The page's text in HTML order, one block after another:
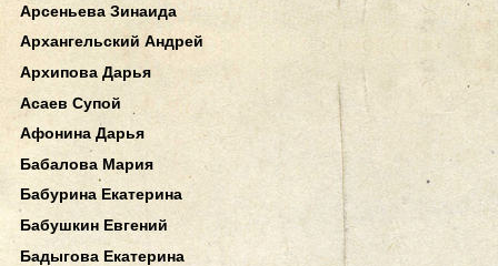
Арсеньева Зинаида
Архангельский Андрей
Архипова Дарья
Асаев Супой
Афонина Дарья
Бабалова Мария
Бабурина Екатерина
Бабушкин Евгений
Бадыгова Екатерина